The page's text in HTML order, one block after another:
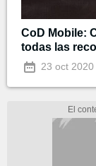
CoD Mobile:
todas las
23 oct 2020